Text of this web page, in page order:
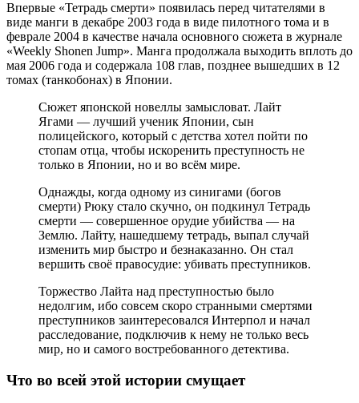
Впервые «Тетрадь смерти» появилась перед читателями в
виде манги в декабре 2003 года в виде пилотного тома и в
феврале 2004 в качестве начала основного сюжета в журнале
«Weekly Shonen Jump». Манга продолжала выходить вплоть до
мая 2006 года и содержала 108 глав, позднее вышедших в 12
томах (танкобонах) в Японии.
Сюжет японской новеллы замысловат. Лайт
Ягами — лучший ученик Японии, сын
полицейского, который с детства хотел пойти по
стопам отца, чтобы искоренить преступность не
только в Японии, но и во всём мире.
Однажды, когда одному из синигами (богов
смерти) Рюку стало скучно, он подкинул Тетрадь
смерти — совершенное орудие убийства — на
Землю. Лайту, нашедшему тетрадь, выпал случай
изменить мир быстро и безнаказанно. Он стал
вершить своё правосудие: убивать преступников.
Торжество Лайта над преступностью было
недолгим, ибо совсем скоро странными смертями
преступников заинтересовался Интерпол и начал
расследование, подключив к нему не только весь
мир, но и самого востребованного детектива.
Что во всей этой истории смущает